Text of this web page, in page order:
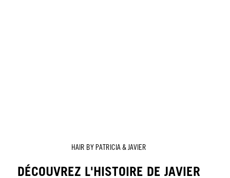
HAIR BY PATRICIA & JAVIER
DÉCOUVREZ L'HISTOIRE DE JAVIER